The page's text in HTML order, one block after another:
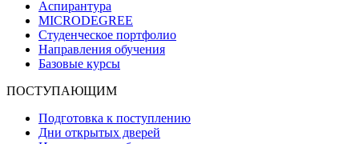
Аспирантура
MICRODEGREE
Студенческое портфолио
Направления обучения
Базовые курсы
ПОСТУПАЮЩИМ
Подготовка к поступлению
Дни открытых дверей